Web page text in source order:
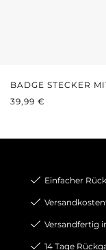
BADGE STECKER
REGULÄRER
39,99 €
Einfacher
Versandfertig
14 Tage